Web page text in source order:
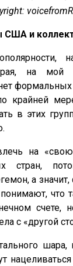
США и
на мой
крайней
в этих
на
стран,
а
что
счете,
с «другой
шара,